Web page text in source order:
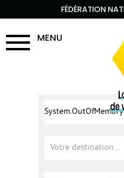
FÉDÉRATION
MENU